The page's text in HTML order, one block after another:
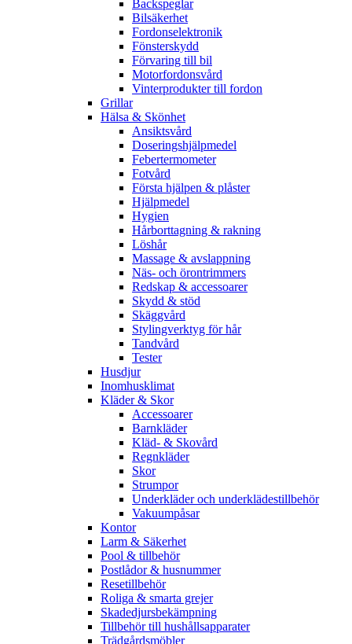
Backspeglar
Bilsäkerhet
Fordonselektronik
Fönsterskydd
Förvaring till bil
Motorfordonsvård
Vinterprodukter till fordon
Grillar
Hälsa & Skönhet
Ansiktsvård
Doseringshjälpmedel
Febertermometer
Fotvård
Första hjälpen & plåster
Hjälpmedel
Hygien
Hårborttagning & rakning
Löshår
Massage & avslappning
Näs- och örontrimmers
Redskap & accessoarer
Skydd & stöd
Skäggvård
Stylingverktyg för hår
Tandvård
Tester
Husdjur
Inomhusklimat
Kläder & Skor
Accessoarer
Barnkläder
Kläd- & Skovård
Regnkläder
Skor
Strumpor
Underkläder och underklädestillbehör
Vakuumpåsar
Kontor
Larm & Säkerhet
Pool & tillbehör
Postlådor & husnummer
Resetillbehör
Roliga & smarta grejer
Skadedjursbekämpning
Tillbehör till hushållsapparater
Trädgårdsmöbler